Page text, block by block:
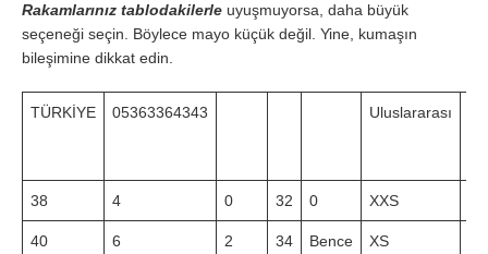
Rakamlarınız tablodakilerle uyuşmuyorsa, daha büyük
seçeneği seçin. Böylece mayo küçük değil. Yine, kumaşın
bileşimine dikkat edin.
TÜRKİYE 05363364343 Uluslararası
38 4 0 32 0 XXS
40 6 2 34 Bence XS